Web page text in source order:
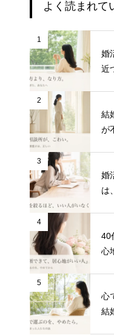
よく読まれて
1
婚
近
2
結
が
3
婚
は
4
40
心
5
心
結